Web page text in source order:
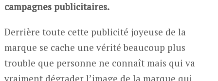
campagnes publicitaires.
Derrière toute cette publicité joyeuse de la
marque se cache une vérité beaucoup plus
trouble que personne ne connaît mais qui va
vraiment dégrader l’image de la marque qui